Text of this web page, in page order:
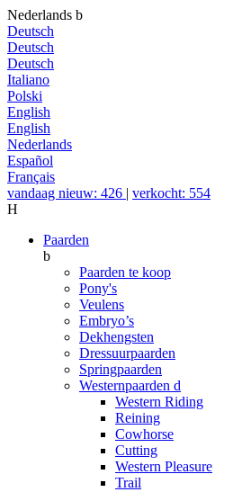
Nederlands b
Deutsch
Deutsch
Deutsch
Italiano
Polski
English
English
Nederlands
Español
Français
vandaag nieuw: 426 | verkocht: 554
H
Paarden
b
Paarden te koop
Pony's
Veulens
Embryo’s
Dekhengsten
Dressuurpaarden
Springpaarden
Westernpaarden d
Western Riding
Reining
Cowhorse
Cutting
Western Pleasure
Trail